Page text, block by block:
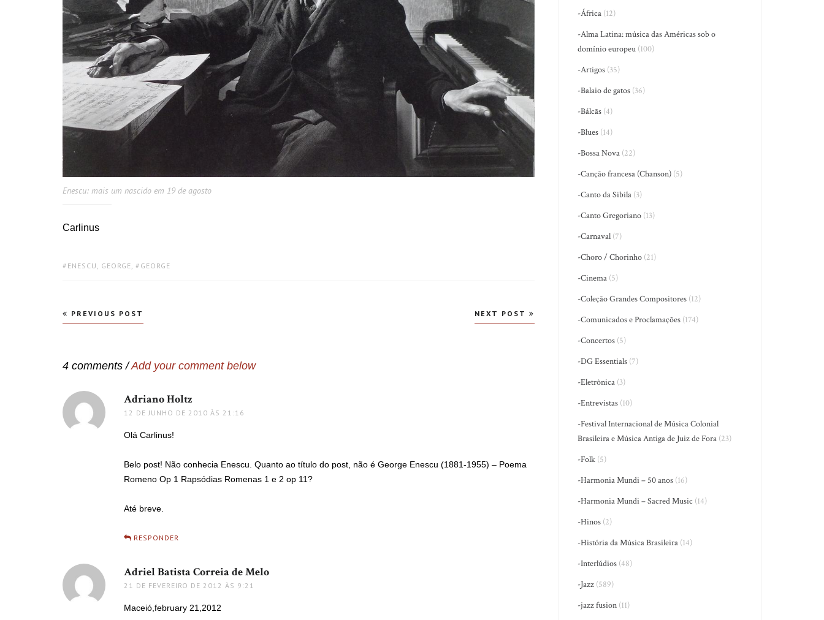
Enescu: mais um nascido em 19 de agosto
Carlinus
TAGS:
ENESCU, GEORGE GEORGE
Navegação
PREVIOUS POST NEXT POST
4 comments /Add your comment below
Adriano Holtz
12 DE JUNHO DE 2010 ÀS 21:16
Olá Carlinus!
Belo post! Não conhecia Enescu. Quanto ao título do post, não é George Enescu (1881-1955) – Poema
Romeno Op 1 Rapsódias Romenas 1 e 2 op 11?
Até breve.
RESPONDER
Adriel Batista Correia de Melo
21 DE FEVEREIRO DE 2012 ÀS 9:21
Maceió,february 21,2012
-África (12)
-Alma Latina: música das Américas sob o
domínio europeu (100)
-Artigos (35)
-Balaio de gatos (36)
-Bálcãs (4)
-Blues (14)
-Bossa Nova (22)
-Canção francesa (Chanson) (5)
-Canto da Sibila (3)
-Canto Gregoriano (13)
-Carnaval (7)
-Choro / Chorinho (21)
-Cinema (5)
-Coleção Grandes Compositores (12)
-Comunicados e Proclamações (174)
-Concertos (5)
-DG Essentials (7)
-Eletrônica (3)
-Entrevistas (10)
-Festival Internacional de Música Colonial
Brasileira e Música Antiga de Juiz de Fora (23)
-Folk (5)
-Harmonia Mundi – 50 anos (16)
-Harmonia Mundi – Sacred Music (14)
-Hinos (2)
-História da Música Brasileira (14)
-Interlúdios (48)
-Jazz (589)
-jazz fusion (11)